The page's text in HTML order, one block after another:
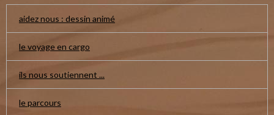
aidez nous : dessin animé
le voyage en cargo
ils nous soutiennent ...
le parcours